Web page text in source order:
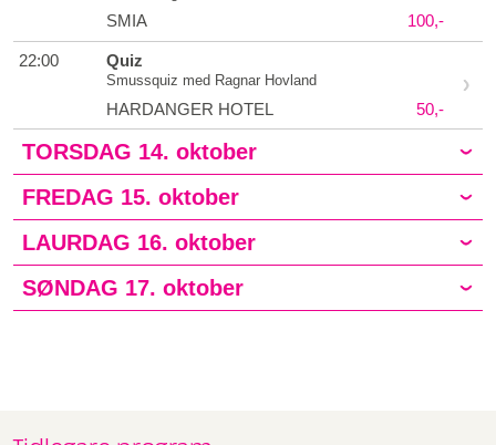
SMIA 100,-
22:00 Quiz
Smussquiz med Ragnar Hovland
HARDANGER HOTEL 50,-
TORSDAG 14. oktober
FREDAG 15. oktober
LAURDAG 16. oktober
SØNDAG 17. oktober